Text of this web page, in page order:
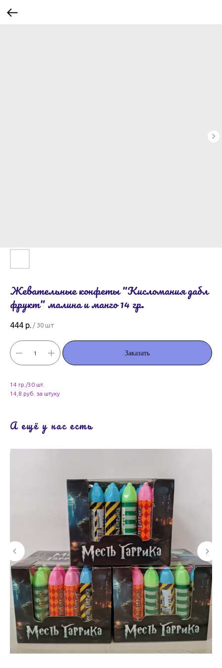
Жевательные конфеты "Кисломания дабл
фрукт" малина и манго 14 гр.
444 р. / 30 шт
Заказать
14 гр./30 шт.
14,8 руб. за штуку
А ещё у нас есть